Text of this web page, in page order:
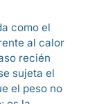
como el
al calor
recién
sujeta el
el peso no